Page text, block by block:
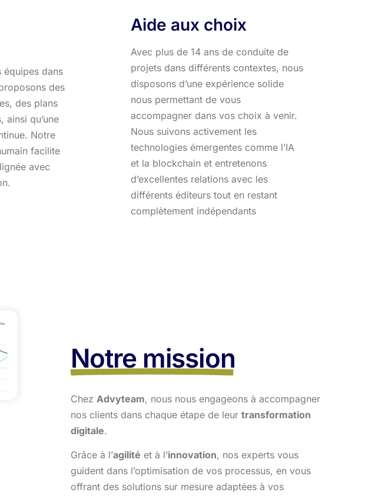
équipes dans
des
des plans
ainsi qu’une
Notre
facilite
avec
Aide aux choix
Avec plus de 14 ans de conduite de
projets dans différents contextes, nous
disposons d’une expérience solide
nous permettant de vous
accompagner dans vos choix à venir.
Nous suivons activement les
technologies émergentes comme l’IA
et la blockchain et entretenons
d’excellentes relations avec les
différents éditeurs tout en restant
complètement indépendants
Notre mission
Chez Advyteam, nous nous engageons à accompagner
nos clients dans chaque étape de leur transformation
digitale.
Grâce à l’agilité et à l’innovation, nos experts vous
guident dans l’optimisation de vos processus, en vous
offrant des solutions sur mesure adaptées à vos